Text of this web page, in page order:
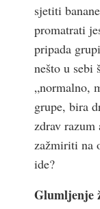
sjetiti
promatrati
pripada
nešto u sebi
„normalno,
grupe, bira
zdrav
zažmiriti na
ide?
Glumljenje